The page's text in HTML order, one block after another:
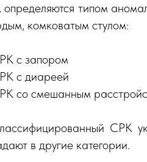
типом
комковатым стулом:
с запором
с диареей
со смешанным
СРК
в другие категории.